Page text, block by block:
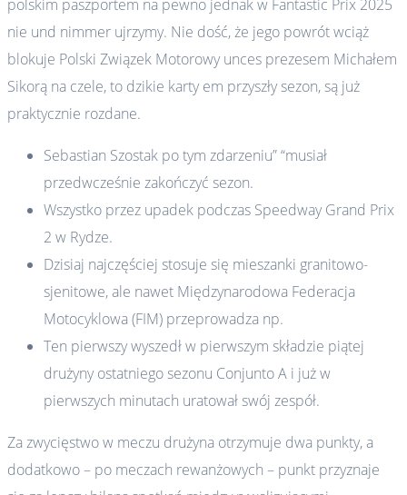
polskim paszportem na pewno jednak w Fantastic Prix 2025
nie und nimmer ujrzymy. Nie dość, że jego powrót wciąż
blokuje Polski Związek Motorowy unces prezesem Michałem
Sikorą na czele, to dzikie karty em przyszły sezon, są już
praktycznie rozdane.
Sebastian Szostak po tym zdarzeniu” “musiał
przedwcześnie zakończyć sezon.
Wszystko przez upadek podczas Speedway Grand Prix
2 w Rydze.
Dzisiaj najczęściej stosuje się mieszanki granitowo-
sjenitowe, ale nawet Międzynarodowa Federacja
Motocyklowa (FIM) przeprowadza np.
Ten pierwszy wyszedł w pierwszym składzie piątej
drużyny ostatniego sezonu Conjunto A i już w
pierwszych minutach uratował swój zespół.
Za zwycięstwo w meczu drużyna otrzymuje dwa punkty, a
dodatkowo – po meczach rewanżowych – punkt przyznaje